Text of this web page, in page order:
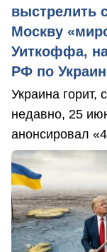
выстрелить
Москву
Уиткоффа,
РФ по
Украина горит,
недавно, 25
анонсировал